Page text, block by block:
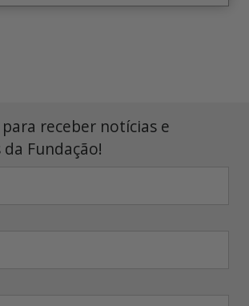
para receber notícias e
Fundação!